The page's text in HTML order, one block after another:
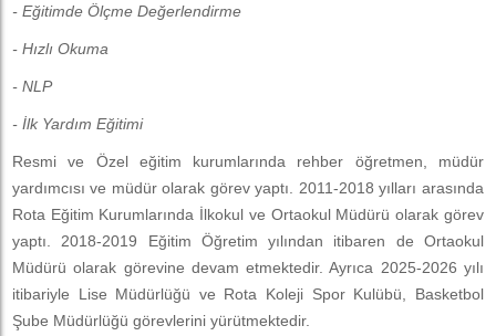
- Eğitimde Ölçme Değerlendirme
- Hızlı Okuma
- NLP
- İlk Yardım Eğitimi
Resmi ve Özel eğitim kurumlarında rehber öğretmen, müdür
yardımcısı ve müdür olarak görev yaptı. 2011-2018 yılları arasında
Rota Eğitim Kurumlarında İlkokul ve Ortaokul Müdürü olarak görev
yaptı. 2018-2019 Eğitim Öğretim yılından itibaren de Ortaokul
Müdürü olarak görevine devam etmektedir. Ayrıca 2025-2026 yılı
itibariyle Lise Müdürlüğü ve Rota Koleji Spor Kulübü, Basketbol
Şube Müdürlüğü görevlerini yürütmektedir.